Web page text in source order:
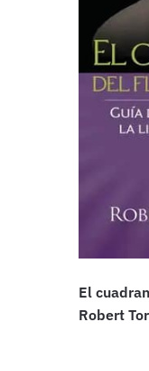
El
Robert